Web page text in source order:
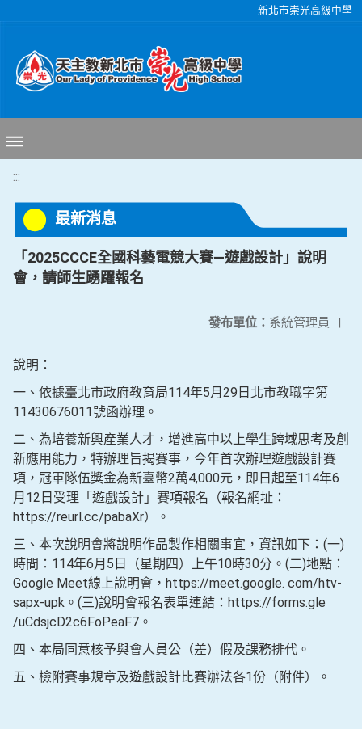
新北市崇光高級中學
:::
最新消息
「2025CCCE全國科藝電競大賽—遊戲設計」說明
會，請師生踴躍報名
發布單位： 系統管理員 |
說明：
一、依據臺北市政府教育局114年5月29日北市教職字第
11430676011號函辦理。
二、為培養新興產業人才，增進高中以上學生跨域思考及創
新應用能力，特辦理旨揭賽事，今年首次辦理遊戲設計賽
項，冠軍隊伍獎金為新臺幣2萬4,000元，即日起至114年6
月12日受理「遊戲設計」賽項報名（報名網址：
https://reurl.cc/pabaXr）。
三、本次說明會將說明作品製作相關事宜，資訊如下：(一)
時間：114年6月5日（星期四）上午10時30分。(二)地點：
Google Meet線上說明會，https://meet.google. com/htv-
sapx-upk。(三)說明會報名表單連結：https://forms.gle
/uCdsjcD2c6FoPeaF7。
四、本局同意核予與會人員公（差）假及課務排代。
五、檢附賽事規章及遊戲設計比賽辦法各1份（附件）。